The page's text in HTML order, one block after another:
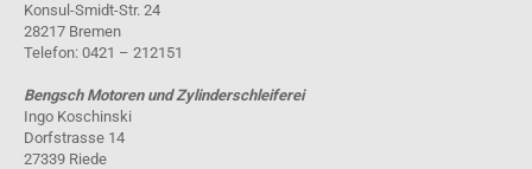
Konsul-Smidt-Str. 24
28217 Bremen
Telefon: 0421 – 212151
Bengsch Motoren und Zylinderschleiferei
Ingo Koschinski
Dorfstrasse 14
27339 Riede